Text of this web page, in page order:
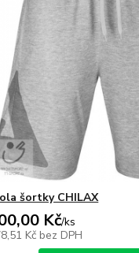
šortky CHILAX
Kč/ks
Kč bez DPH